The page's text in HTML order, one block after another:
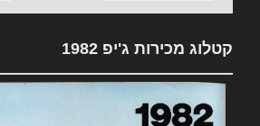
קטלוג מכירות ג'יפ 1982